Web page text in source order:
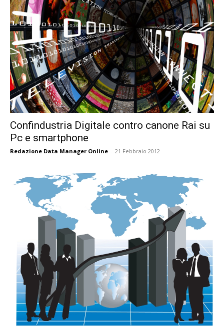
Confindustria Digitale contro canone Rai su
Pc e smartphone
Redazione Data Manager Online - 21 Febbraio 2012